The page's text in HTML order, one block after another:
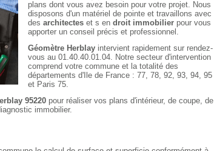
plans dont vous avez besoin pour votre projet. Nous
disposons d'un matériel de pointe et travaillons avec
des architectes et s en droit immobilier pour vous
apporter un conseil précis et professionnel.
Géomètre Herblay intervient rapidement sur rendez-
vous au 01.40.40.01.04. Notre secteur d'intervention
comprend votre commune et la totalité des
départements d'Ile de France : 77, 78, 92, 93, 94, 95
et Paris 75.
95220 pour réaliser vos plans d'intérieur, de coupe, de
immobilier.